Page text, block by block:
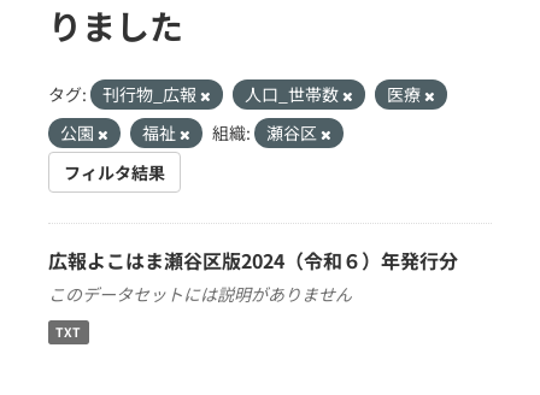
りました
タグ: 刊行物_広報 人口_世帯数
医療
公園
福祉 組織:
瀬谷区
フィルタ結果
広報よこはま瀬谷区版2024（令和６）年発行分
このデータセットには説明がありません
TXT